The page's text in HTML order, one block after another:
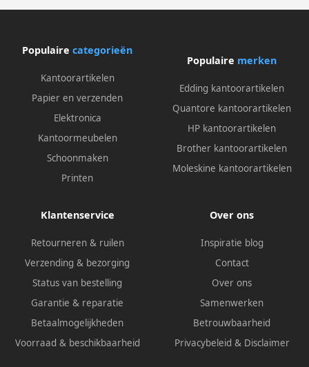
Populaire categorieën
Kantoorartikelen
Papier en verzenden
Elektronica
Kantoormeubelen
Schoonmaken
Printen
Populaire merken
Edding kantoorartikelen
Quantore kantoorartikelen
HP kantoorartikelen
Brother kantoorartikelen
Moleskine kantoorartikelen
Klantenservice
Retourneren & ruilen
Verzending & bezorging
Status van bestelling
Garantie & reparatie
Betaalmogelijkheden
Voorraad & beschikbaarheid
Over ons
Inspiratie blog
Contact
Over ons
Samenwerken
Betrouwbaarheid
Privacybeleid & Disclaimer